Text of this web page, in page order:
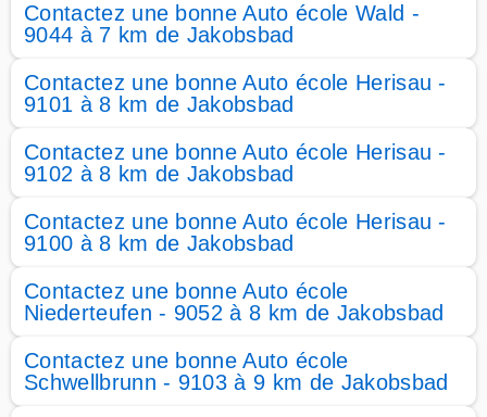
Contactez une bonne Auto école Wald -
9044 à 7 km de Jakobsbad
Contactez une bonne Auto école Herisau -
9101 à 8 km de Jakobsbad
Contactez une bonne Auto école Herisau -
9102 à 8 km de Jakobsbad
Contactez une bonne Auto école Herisau -
9100 à 8 km de Jakobsbad
Contactez une bonne Auto école
Niederteufen - 9052 à 8 km de Jakobsbad
Contactez une bonne Auto école
Schwellbrunn - 9103 à 9 km de Jakobsbad